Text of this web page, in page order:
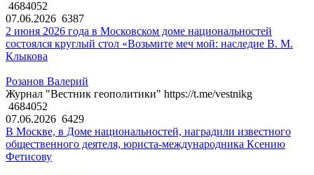
4684052
07.06.2026 6387
2 июня 2026 года в Московском доме национальностей
состоялся круглый стол «Возьмите меч мой: наследие В. М.
Клыкова
Розанов Валерий
Журнал "Вестник геополитики" https://t.me/vestnikg
4684052
07.06.2026 6429
В Москве, в Доме национальностей, наградили известного
общественного деятеля, юриста-международника Ксению
Фетисову